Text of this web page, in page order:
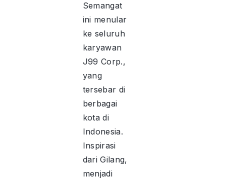
Semangat
ini menular
ke seluruh
karyawan
J99 Corp.,
yang
tersebar di
berbagai
kota di
Indonesia.
Inspirasi
dari Gilang,
menjadi